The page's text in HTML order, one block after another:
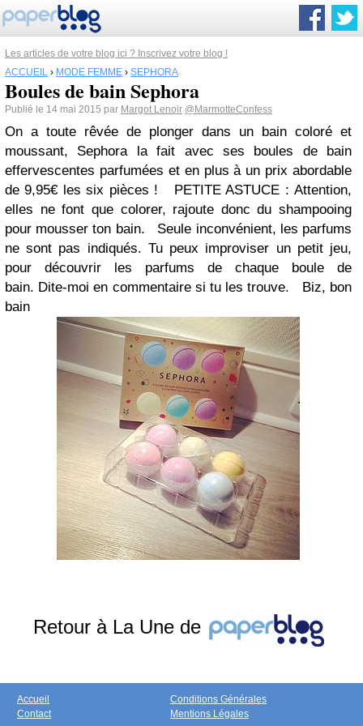
Les articles de votre blog ici ? Inscrivez votre blog !
ACCUEIL › MODE FEMME › SEPHORA
Boules de bain Sephora
Publié le 14 mai 2015 par Margot Lenoir @MarmotteConfess
On a toute rêvée de plonger dans un bain coloré et
moussant, Sephora la fait avec ses boules de bain
effervescentes parfumées et en plus à un prix abordable
de 9,95€ les six pièces ! PETITE ASTUCE : Attention,
elles ne font que colorer, rajoute donc du shampooing
pour mousser ton bain. Seule inconvénient, les parfums
ne sont pas indiqués. Tu peux improviser un petit jeu,
pour découvrir les parfums de chaque boule de
bain. Dite-moi en commentaire si tu les trouve. Biz, bon
bain
Retour à La Une de
Accueil
Contact
Conditions Générales
Mentions Légales